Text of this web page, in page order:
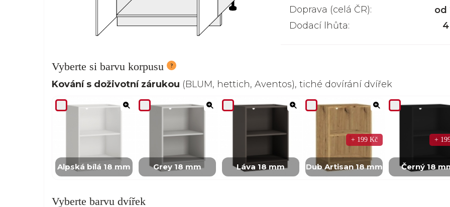
Doprava (celá ČR):
od
Dodací lhůta:
Vyberte si barvu korpusu
Kování s doživotní zárukou (BLUM, hettich, Aventos), tiché dovírání dvířek
Alpská bílá 18 mm Grey 18 mm Láva 18 mm Dub Artisan 18 mm
+ 199 Kč
Černý 18
+
Vyberte barvu dvířek